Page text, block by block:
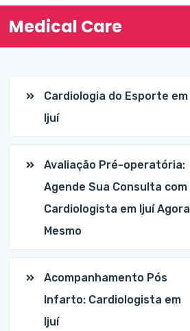
Medical Care
Cardiologia do Esporte em
Ijuí
Avaliação Pré-operatória:
Agende Sua Consulta com
Cardiologista em Ijuí Agora
Mesmo
Acompanhamento Pós
Infarto: Cardiologista em
Ijuí